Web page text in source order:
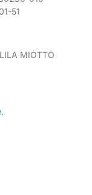
51
MIOTTO
.